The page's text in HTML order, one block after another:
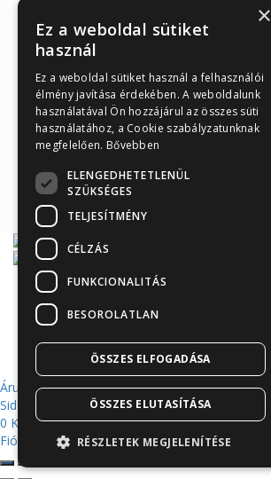
Áruház
Sidebar
0 Kosár
Fiókom
×
Ez a weboldal sütiket
használ
Ez a weboldal sütiket használ a felhasználói
élmény javítása érdekében. A weboldalunk
használatával Ön hozzájárul az összes süti
használatához, a Cookie szabályzatunknak
megfelelően. Bővebben
ELENGEDHETETLENÜL
SZÜKSÉGES
TELJESÍTMÉNY
CÉLZÁS
FUNKCIONALITÁS
BESOROLATLAN
ÖSSZES ELFOGADÁSA
ÖSSZES ELUTASÍTÁSA
RÉSZLETEK MEGJELENÍTÉSE